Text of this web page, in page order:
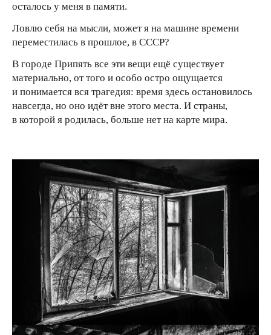
осталось у меня в памяти.
Ловлю себя на мысли, может я на машине времени
переместилась в прошлое, в СССР?
В городе Припять все эти вещи ещё существует
материально, от того и особо остро ощущается
и понимается вся трагедия: время здесь остановилось
навсегда, но оно идёт вне этого места. И страны,
в которой я родилась, больше нет на карте мира.